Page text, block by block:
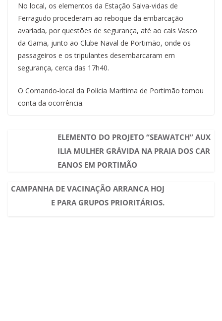
No local, os elementos da Estação Salva-vidas de
Ferragudo procederam ao reboque da embarcação
avariada, por questões de segurança, até ao cais Vasco
da Gama, junto ao Clube Naval de Portimão, onde os
passageiros e os tripulantes desembarcaram em
segurança, cerca das 17h40.
O Comando-local da Polícia Marítima de Portimão tomou
conta da ocorrência.
ELEMENTO DO PROJETO “SEAWATCH” AUX
ILIA MULHER GRÁVIDA NA PRAIA DOS CAR
EANOS EM PORTIMÃO
CAMPANHA DE VACINAÇÃO ARRANCA HOJ
E PARA GRUPOS PRIORITÁRIOS.